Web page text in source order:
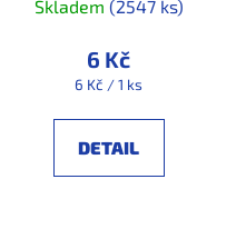
Skladem (2547 ks)
6 Kč
Měrná
6 Kč / 1 ks
DETAIL